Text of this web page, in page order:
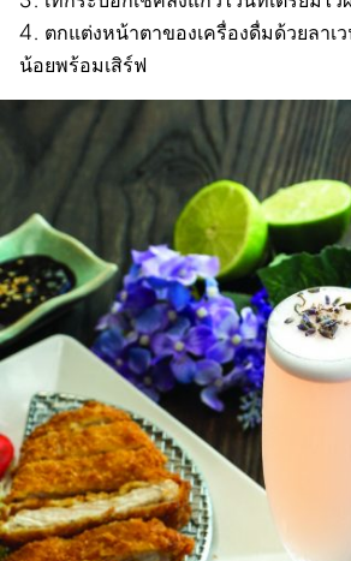
4. ตกแต่งหน้าตาของเครื่องดื่มด้วยลาเ
น้อยพร้อมเสิร์ฟ